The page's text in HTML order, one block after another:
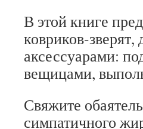
В этой книге
ковриков-
аксессуарами:
вещицами,
Свяжите
симпатичного